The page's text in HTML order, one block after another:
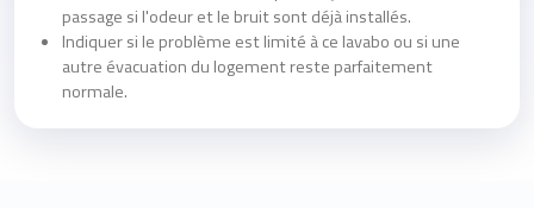
passage si l'odeur et le bruit sont déjà installés.
Indiquer si le problème est limité à ce lavabo ou si une
autre évacuation du logement reste parfaitement
normale.